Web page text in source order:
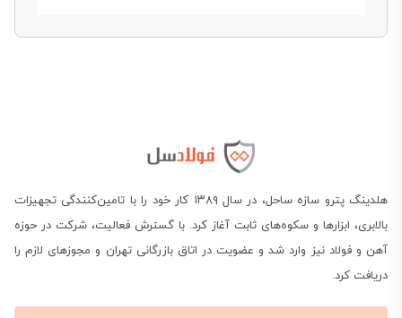
این ارقام شامل مالیات بر ارزش افزوده نیستند:
سایز تیرآهن قیمت هر شاخه ۱۲ متری
هلدینگ پترو سازه ساحل، در سال ۱۳۸۹ کار خود را با تامین‌کنندگی تجهیزات
بالابری، ابزارها و سکوه‌های ثابت آغاز کرد. با گسترش فعالیت، شرکت در حوزه
آهن و فولاد نیز وارد شد و عضویت در اتاق بازرگانی تهران و مجوزهای لازم را
دریافت کرد.